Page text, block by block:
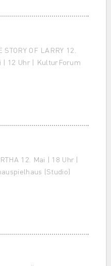
STORY OF LARRY 12.
| 12 Uhr | KulturForum
12. Mai | 18 Uhr |
(Studio)